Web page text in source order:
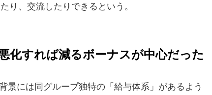
り、交流したりできるという。
化すれば減るボーナスが中心だった
景には同グループ独特の「給与体系」があるよう